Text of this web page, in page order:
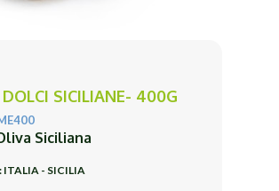
SICILIANE- 400G
Siciliana
ITALIA - SICILIA